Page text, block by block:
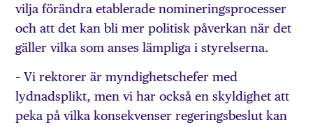
vilja förändra etablerade nomineringsprocesser
och att det kan bli mer politisk påverkan när det
gäller vilka som anses lämpliga i styrelserna.
– Vi rektorer är myndighetschefer med
lydnadsplikt, men vi har också en skyldighet att
peka på vilka konsekvenser regeringsbeslut kan